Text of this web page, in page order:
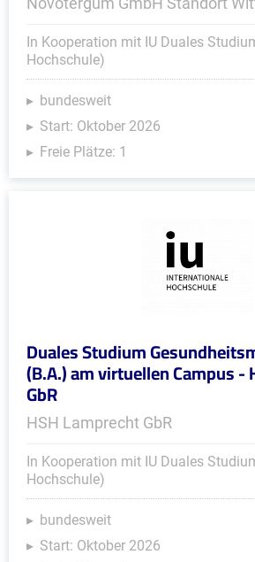
In Kooperation mit IU Duales
Hochschule)
bundesweit
Start: Oktober 2026
Freie Plätze: 1
Duales Studium
(B.A.) am virtuellen Campus -
GbR
HSH Lamprecht GbR
In Kooperation mit IU Duales
Hochschule)
bundesweit
Start: Oktober 2026